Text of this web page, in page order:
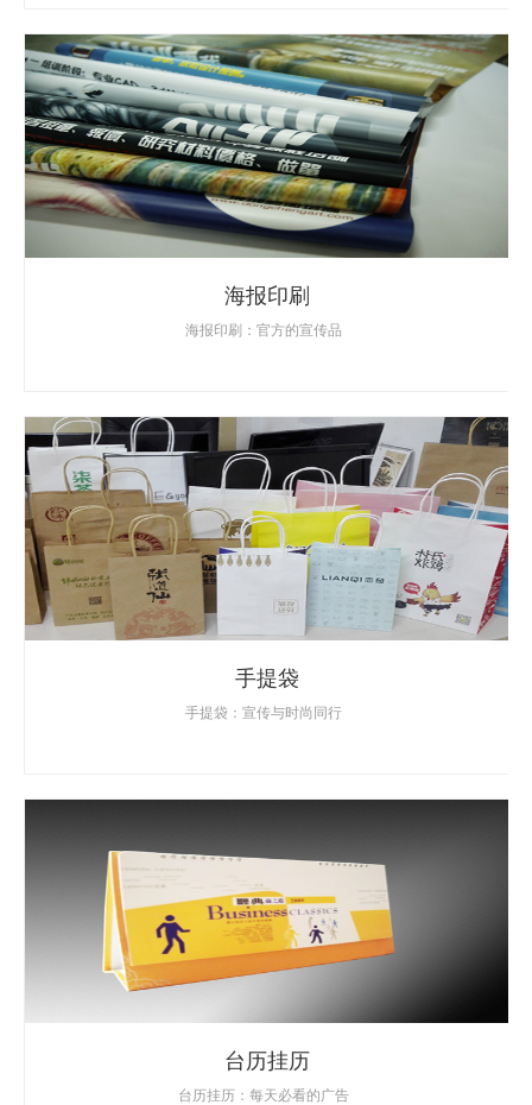
海报印刷
海报印刷：官方的宣传品
手提袋
手提袋：宣传与时尚同行
台历挂历
台历挂历：每天必看的广告